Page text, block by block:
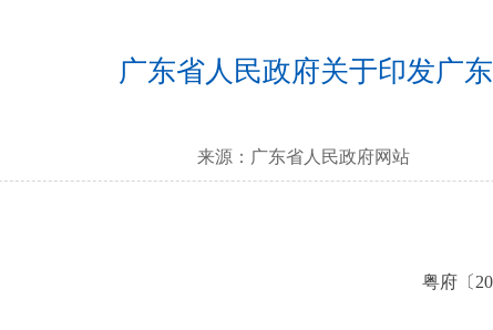
广东省人民政府关于印发广
来源： 广东省人民政府网站
粤府〔